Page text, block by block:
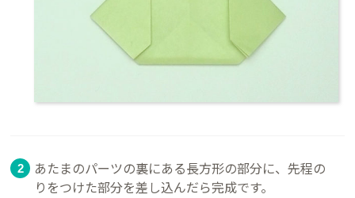
あたまのパーツの裏にある長方形の部分に、先程の
りをつけた部分を差し込んだら完成です。